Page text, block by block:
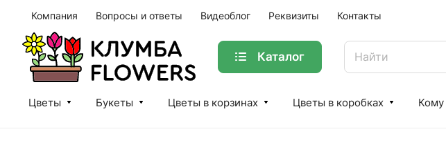
Компания Вопросы и ответы Видеоблог Реквизиты Контакты
Каталог
Цветы Букеты Цветы в корзинах Цветы в коробках Кому